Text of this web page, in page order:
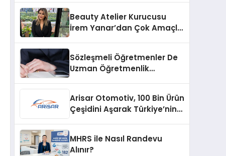
Beauty Atelier Kurucusu
İrem Yanar’dan Çok Amaçlı
Sözleşmeli Öğretmenler De
Uzman Öğretmenlik
Arisar Otomotiv, 100 Bin Ürün
Çeşidini Aşarak Türkiye’nin
Platformlarından Biri Oldu
MHRS ile Nasıl Randevu
Alınır?